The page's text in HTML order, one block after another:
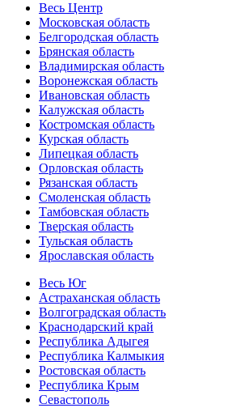
Весь Центр
Московская область
Белгородская область
Брянская область
Владимирская область
Воронежская область
Ивановская область
Калужская область
Костромская область
Курская область
Липецкая область
Орловская область
Рязанская область
Смоленская область
Тамбовская область
Тверская область
Тульская область
Ярославская область
Весь Юг
Астраханская область
Волгоградская область
Краснодарский край
Республика Адыгея
Республика Калмыкия
Ростовская область
Республика Крым
Севастополь